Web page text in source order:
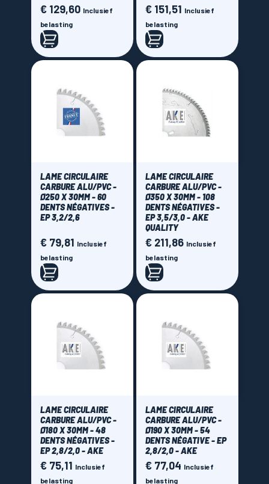
Prijs
€ 129,60 Inclusief
belasting
Prijs
€ 151,51 Inclusief
belasting
LAME CIRCULAIRE
CARBURE ALU/PVC -
Ø250 X 30MM - 60
DENTS NÉGATIVES -
EP 3,2/2,6
Prijs
€ 79,81 Inclusief
belasting
LAME CIRCULAIRE
CARBURE ALU/PVC -
Ø350 X 30MM - 108
DENTS NÉGATIVES -
EP 3,5/3,0 - AKE
QUALITY
Prijs
€ 211,86 Inclusief
belasting
LAME CIRCULAIRE
CARBURE ALU/PVC -
Ø180 X 30MM - 48
DENTS NÉGATIVES -
EP 2,8/2,0 - AKE
Prijs
€ 75,11 Inclusief
belasting
LAME CIRCULAIRE
CARBURE ALU/PVC -
Ø190 X 30MM - 54
DENTS NÉGATIVE - EP
2,8/2,0 - AKE
Prijs
€ 77,04 Inclusief
belasting